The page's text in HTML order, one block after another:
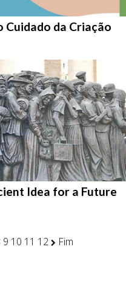
Cuidado da Criação
Idea for a Future
9 10 11 12 Fim